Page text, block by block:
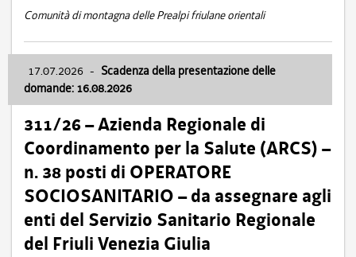
Comunità di montagna delle Prealpi friulane orientali
17.07.2026 - Scadenza della presentazione delle
domande: 16.08.2026
311/26 – Azienda Regionale di
Coordinamento per la Salute (ARCS) –
n. 38 posti di OPERATORE
SOCIOSANITARIO – da assegnare agli
enti del Servizio Sanitario Regionale
del Friuli Venezia Giulia